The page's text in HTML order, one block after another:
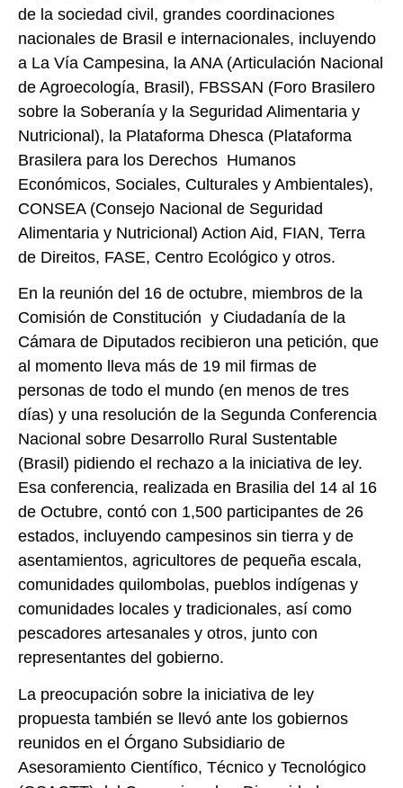
de la sociedad civil, grandes coordinaciones
nacionales de Brasil e internacionales, incluyendo
a La Vía Campesina, la ANA (Articulación Nacional
de Agroecología, Brasil), FBSSAN (Foro Brasilero
sobre la Soberanía y la Seguridad Alimentaria y
Nutricional), la Plataforma Dhesca (Plataforma
Brasilera para los Derechos Humanos
Económicos, Sociales, Culturales y Ambientales),
CONSEA (Consejo Nacional de Seguridad
Alimentaria y Nutricional) Action Aid, FIAN, Terra
de Direitos, FASE, Centro Ecológico y otros.
En la reunión del 16 de octubre, miembros de la
Comisión de Constitución y Ciudadanía de la
Cámara de Diputados recibieron una petición, que
al momento lleva más de 19 mil firmas de
personas de todo el mundo (en menos de tres
días) y una resolución de la Segunda Conferencia
Nacional sobre Desarrollo Rural Sustentable
(Brasil) pidiendo el rechazo a la iniciativa de ley.
Esa conferencia, realizada en Brasilia del 14 al 16
de Octubre, contó con 1,500 participantes de 26
estados, incluyendo campesinos sin tierra y de
asentamientos, agricultores de pequeña escala,
comunidades quilombolas, pueblos indígenas y
comunidades locales y tradicionales, así como
pescadores artesanales y otros, junto con
representantes del gobierno.
La preocupación sobre la iniciativa de ley
propuesta también se llevó ante los gobiernos
reunidos en el Órgano Subsidiario de
Asesoramiento Científico, Técnico y Tecnológico